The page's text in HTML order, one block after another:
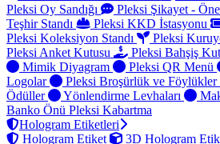
Pleksi Oy Sandığı
Pleksi Şikayet -
Teşhir Standı
Pleksi KKD İstasyonu
Pleksi Koleksiyon Standı
Pleksi
Pleksi Anket Kutusu
Pleksi Bahşiş
Mimik Diyagram
Pleksi QR Menü
Logolar
Pleksi Broşürlük ve Föylükler
Ödüller
Yönlendirme Levhaları
Banko Önü Pleksi Kabartma
Hologram Etiketleri
Hologram Etiket
3D Hologram